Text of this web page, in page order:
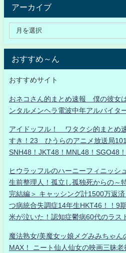
アーカイブ
おすすめ～ん
おすすめサイト
おネコさん的まとめ速報 僕の彼女
ンタルメンヘラ電波中年アルバイタ
アイドッフル！ ワタクシ的まとめ
すき！23 ひうらのアニメ放送局
SNH48！JKT48！MNL48！SGO48
ヒウラッフルのハーニーフィニッシ
生前整理人！孤立し孤独死からの～
完結編＞ キャッシング計1500万返
つ病統合失調症14年生HKT46！！9
米が泣いた！認知症鬱病60代のラス
魔法熟女/美魔女ッ娘メグみみちゃ
MAX！ ニート仙人仙女の映画三昧